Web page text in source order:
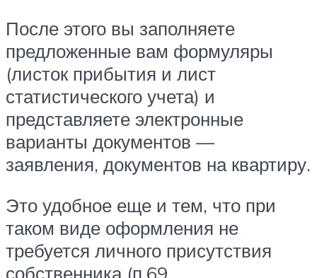
После этого вы заполняете
предложенные вам формуляры
(листок прибытия и лист
статистического учета) и
представляете электронные
варианты документов —
заявления, документов на квартиру.
Это удобное еще и тем, что при
таком виде оформления не
требуется личного присутствия
собственника (п.69